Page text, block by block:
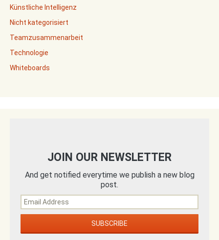
Künstliche Intelligenz
Nicht kategorisiert
Teamzusammenarbeit
Technologie
Whiteboards
JOIN OUR NEWSLETTER
And get notified everytime we publish a new blog
post.